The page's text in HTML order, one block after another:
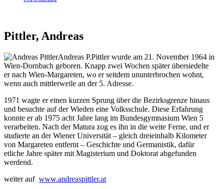
Pittler, Andreas
Andreas P.Pittler wurde am 21. November 1964 in
Wien-Dornbach geboren. Knapp zwei Wochen später übersiedelte
er nach Wien-Margareten, wo er seitdem ununterbrochen wohnt,
wenn auch mittlerweile an der 5. Adresse.
1971 wagte er einen kurzen Sprung über die Bezirksgrenze hinaus
und besuchte auf der Wieden eine Volksschule. Diese Erfahrung
konnte er ab 1975 acht Jahre lang im Bundesgymnasium Wien 5
verarbeiten. Nach der Matura zog es ihn in die weite Ferne, und er
studierte an der Wiener Universität – gleich dreieinhalb Kilometer
von Margareten entfernt – Geschichte und Germanistik, dafür
etliche Jahre später mit Magisterium und Doktorat abgefunden
werdend.
weiter auf www.andreaspittler.at